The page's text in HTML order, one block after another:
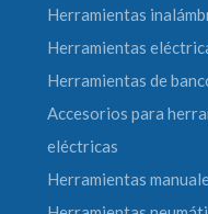
Herramientas
Herramientas
Herramientas de
Accesorios para
eléctricas
Herramientas